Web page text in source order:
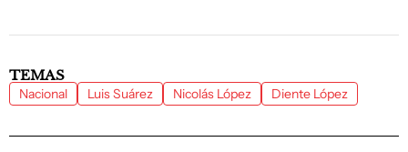
TEMAS
Nacional Luis Suárez Nicolás López Diente López